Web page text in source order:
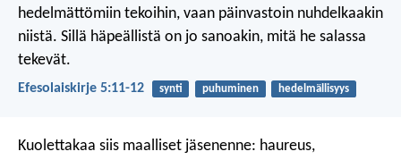
hedelmättömiin tekoihin, vaan päinvastoin nuhdelkaakin
niistä. Sillä häpeällistä on jo sanoakin, mitä he salassa
tekevät.
Efesolaiskirje 5:11-12 synti puhuminen hedelmällisyys
Kuolettakaa siis maalliset jäsenenne: haureus,